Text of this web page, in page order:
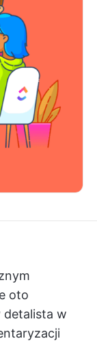
oto
detalista w